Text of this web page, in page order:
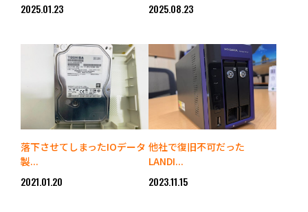
2025.01.23 2025.08.23
落下させてしまったIOデータ
製...
2021.01.20
他社で復旧不可だった
LANDI...
2023.11.15